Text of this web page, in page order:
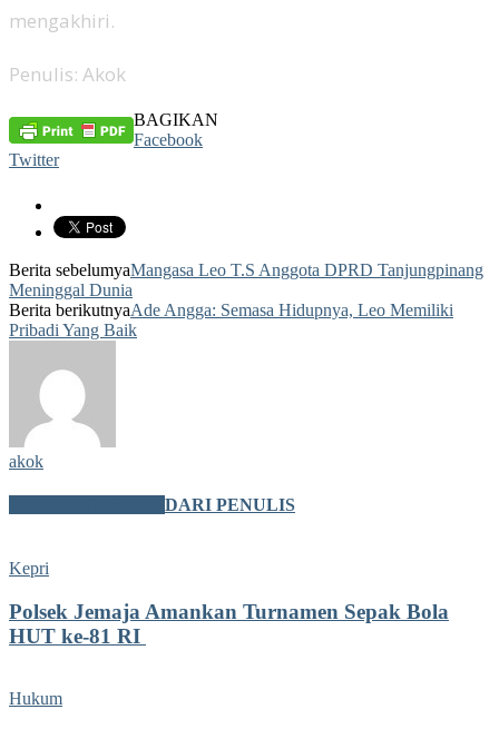
mengakhiri.
Penulis: Akok
BAGIKAN
Facebook
Twitter
Berita sebelumyaMangasa Leo T.S Anggota DPRD Tanjungpinang
Meninggal Dunia
Berita berikutnyaAde Angga: Semasa Hidupnya, Leo Memiliki
Pribadi Yang Baik
akok
DARI PENULIS
Kepri
Polsek Jemaja Amankan Turnamen Sepak Bola
HUT ke-81 RI ‎
Hukum